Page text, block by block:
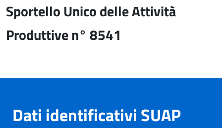
Sportello Unico delle Attività
Produttive n° 8541
Dati identificativi SUAP